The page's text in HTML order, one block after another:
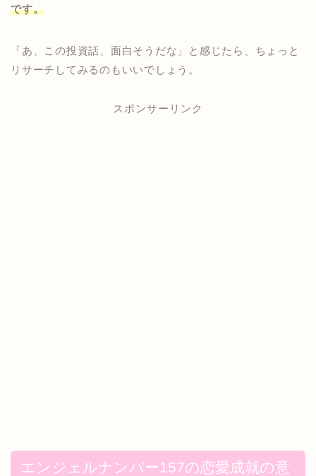
です。
「あ、この投資話、面白そうだな」と感じたら、ちょっと
リサーチしてみるのもいいでしょう。
スポンサーリンク
エンジェルナンバー157の恋愛成就の意